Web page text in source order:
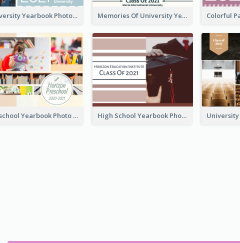
University Yearbook Photo Book Memories Of University Yearbook Photo Book
Preschool Yearbook Photo Book High School Yearbook Photo Book